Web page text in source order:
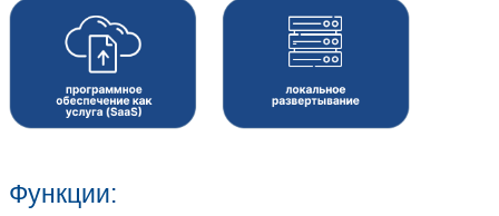
Риски применения устаревших
Риски утери важных документов.
Отсутствие информации об истории